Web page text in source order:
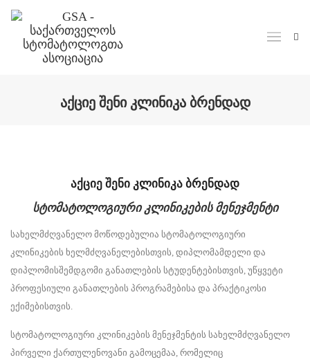
ᲐᲥᲪᲘᲔ ᲨᲔᲜᲘ ᲙᲚᲘᲜᲘᲙᲐ ᲑᲠᲔᲜᲓᲐᲓ
აქციე შენი კლინიკა ბრენდად
სტომატოლოგიური კლინიკების მენეჯმენტი
სახელმძღვანელო მოწოდებულია სტომატოლოგიური
კლინიკების ხელმძღვანელებისთვის, დიპლომამდელი და
დიპლომისშემდგომი განათლების სტუდენტებისთვის, უწყვეტი
პროფესიული განათლების პროგრამებისა და პრაქტიკოსი
ექიმებისთვის.
სტომატოლოგიური კლინიკების მენეჯმენტის სახელმძღვანელო
პირველი ქართულენოვანი გამოცემაა, რომელიც